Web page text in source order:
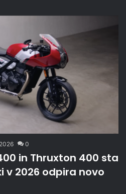
0
in Thruxton 400 sta
v 2026 odpira novo